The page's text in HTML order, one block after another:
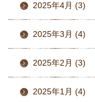
2025年4月 (3)
2025年3月 (4)
2025年2月 (3)
2025年1月 (4)